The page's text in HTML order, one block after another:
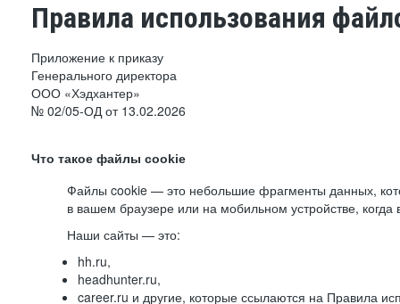
Правила использования
Приложение к приказу
Генерального директора
ООО «Хэдхантер»
№ 02/05-ОД от 13.02.2026
Что такое файлы cookie
Файлы cookie — это небольшие фрагменты данных,
в вашем браузере или на мобильном устройстве,
Наши сайты — это:
hh.ru,
headhunter.ru,
career.ru и другие, которые ссылаются на Правила